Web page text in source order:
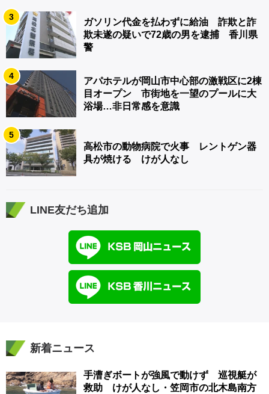
3
ガソリン代金を払わずに給油 詐欺と詐
欺未遂の疑いで72歳の男を逮捕 香川県
警
4
アパホテルが岡山市中心部の激戦区に2棟
目オープン 市街地を一望のプールに大
浴場…非日常感を意識
5
高松市の動物病院で火事 レントゲン器
具が焼ける けが人なし
LINE友だち追加
新着ニュース
手漕ぎボートが強風で動けず 巡視艇が
救助 けが人なし・笠岡市の北木島南方